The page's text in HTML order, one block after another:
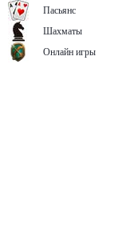
Пасьянс
Шахматы
Онлайн игры